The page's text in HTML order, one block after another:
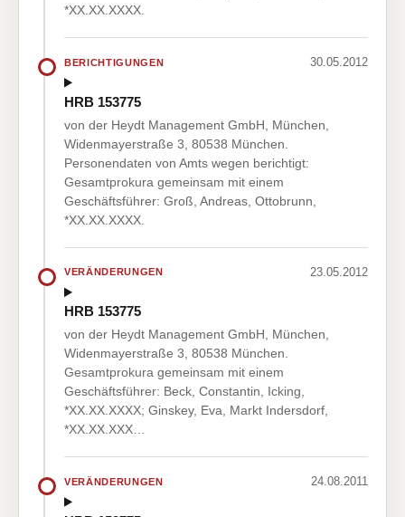
*XX.XX.XXXX.
BERICHTIGUNGEN 30.05.2012
HRB 153775
von der Heydt Management GmbH, München,
Widenmayerstraße 3, 80538 München.
Personendaten von Amts wegen berichtigt:
Gesamtprokura gemeinsam mit einem
Geschäftsführer: Groß, Andreas, Ottobrunn,
*XX.XX.XXXX.
VERÄNDERUNGEN 23.05.2012
HRB 153775
von der Heydt Management GmbH, München,
Widenmayerstraße 3, 80538 München.
Gesamtprokura gemeinsam mit einem
Geschäftsführer: Beck, Constantin, Icking,
*XX.XX.XXXX; Ginskey, Eva, Markt Indersdorf,
*XX.XX.XXX…
VERÄNDERUNGEN 24.08.2011